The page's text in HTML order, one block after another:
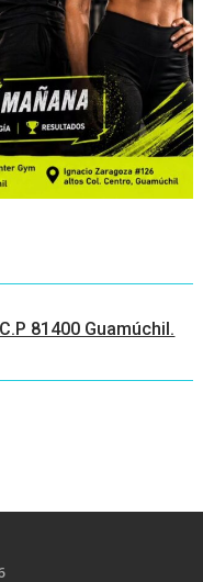
81400 Guamúchil.